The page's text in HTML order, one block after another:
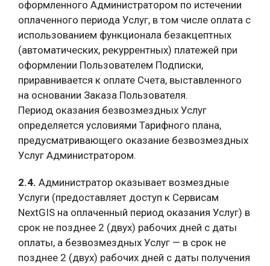
оформленного Администратором по истечении
оплаченного периода Услуг, в том числе оплата с
использованием функционала безакцептных
(автоматических, рекуррентных) платежей при
оформлении Пользователем Подписки,
приравнивается к оплате Счета, выставленного
на основании Заказа Пользователя.
Период оказания безвозмездных Услуг
определяется условиями Тарифного плана,
предусматривающего оказание безвозмездных
Услуг Администратором.
2.4. Администратор оказывает возмездные
Услуги (предоставляет доступ к Сервисам
NextGIS на оплаченный период оказания Услуг) в
срок не позднее 2 (двух) рабочих дней с даты
оплаты, а безвозмездных Услуг — в срок не
позднее 2 (двух) рабочих дней с даты получения